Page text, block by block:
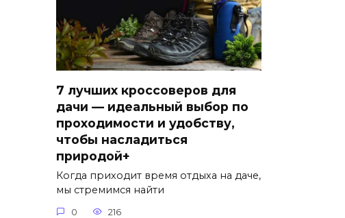
7 лучших кроссоверов для
дачи — идеальный выбор по
проходимости и удобству,
чтобы насладиться
природой+
Когда приходит время отдыха на даче,
мы стремимся найти
0 216